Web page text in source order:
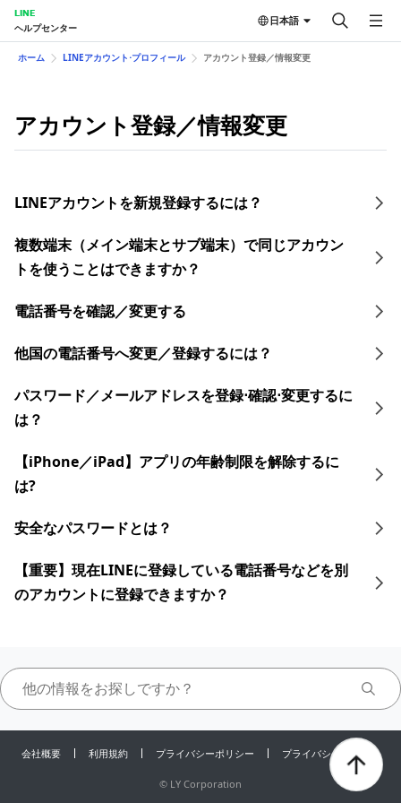
LINE
ヘルプセンター
日本語
ホーム LINEアカウント⋅プロフィール アカウント登録／情報変更
アカウント登録／情報変更
LINEアカウントを新規登録するには？
複数端末（メイン端末とサブ端末）で同じアカウン
トを使うことはできますか？
電話番号を確認／変更する
他国の電話番号へ変更／登録するには？
​パスワード／​メールアドレスを登録⋅確認⋅変更す るに
は？
【iPhone／iPad】アプリの年齢制限を解除するに
は?
安全なパスワードとは？
【重要】現在LINEに登録している電話番号などを別
のアカウントに登録できますか？
会社概要 利用規約 プライバシーポリシー プライバシーセンター
© LY Corporation